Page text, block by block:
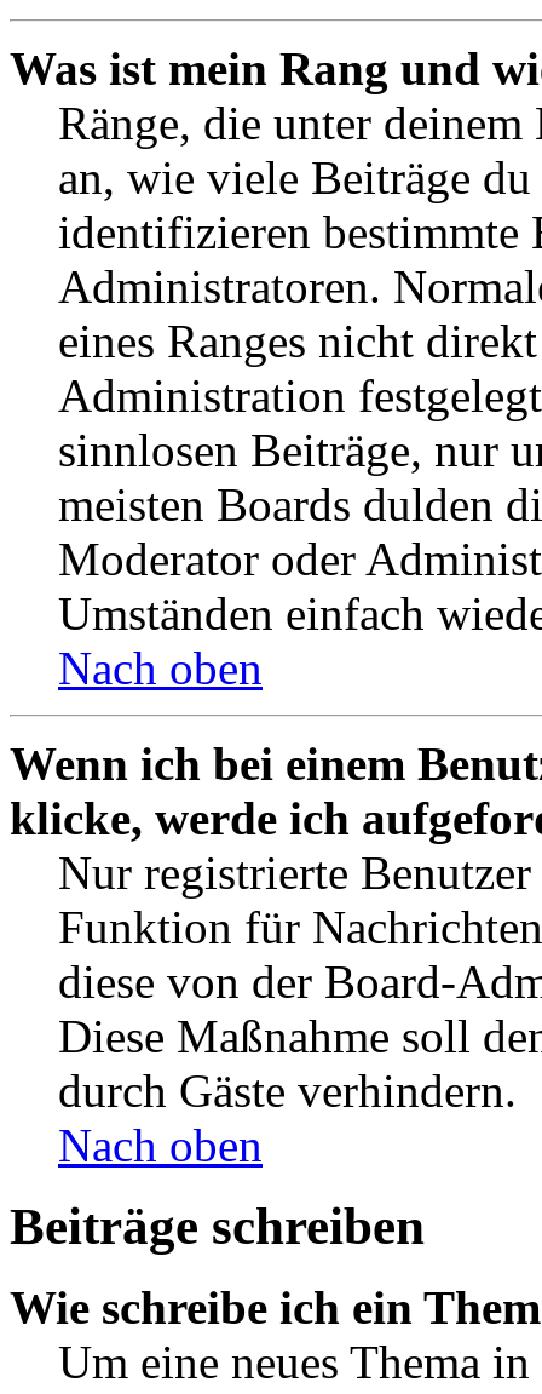
Was ist mein Rang und
Ränge, die unter deinem
an, wie viele Beiträge
identifizieren bestimmte
Administratoren.
eines Ranges nicht
Administration
sinnlosen Beiträge, nur
meisten Boards dulden
Moderator oder
Umständen einfach
Nach oben
Wenn ich bei einem
klicke, werde ich
Nur registrierte
Funktion für
diese von der Board-
Diese Maßnahme soll
durch Gäste verhindern.
Nach oben
Beiträge schreiben
Wie schreibe ich ein
Um eine neues Thema